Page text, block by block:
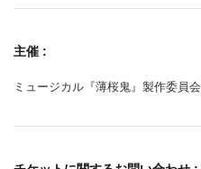
主催 :
ミュージカル『薄桜鬼』製作委員会